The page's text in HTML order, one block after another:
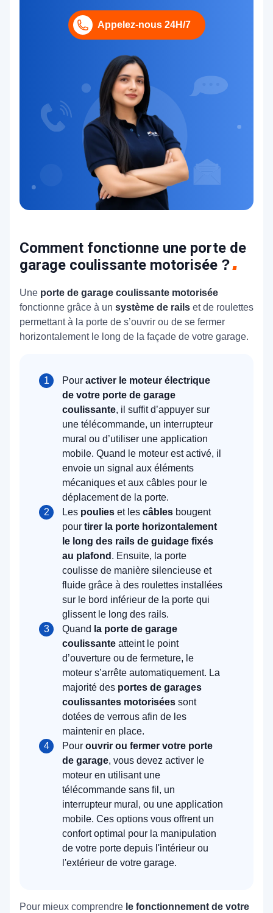
Appelez-nous 24H/7
Comment fonctionne une porte de
garage coulissante motorisée ?
Une porte de garage coulissante motorisée
fonctionne grâce à un système de rails et de roulettes
permettant à la porte de s’ouvrir ou de se fermer
horizontalement le long de la façade de votre garage.
Pour activer le moteur électrique
de votre porte de garage
coulissante, il suffit d’appuyer sur
une télécommande, un interrupteur
mural ou d’utiliser une application
mobile. Quand le moteur est activé, il
envoie un signal aux éléments
mécaniques et aux câbles pour le
déplacement de la porte.
Les poulies et les câbles bougent
pour tirer la porte horizontalement
le long des rails de guidage fixés
au plafond . Ensuite, la porte
coulisse de manière silencieuse et
fluide grâce à des roulettes installées
sur le bord inférieur de la porte qui
glissent le long des rails.
Quand la porte de garage
coulissante atteint le point
d’ouverture ou de fermeture, le
moteur s’arrête automatiquement. La
majorité des portes de garages
coulissantes motorisées sont
dotées de verrous afin de les
maintenir en place.
Pour ouvrir ou fermer votre porte
de garage, vous devez activer le
moteur en utilisant une
télécommande sans fil, un
interrupteur mural, ou une application
mobile. Ces options vous offrent un
confort optimal pour la manipulation
de votre porte depuis l'intérieur ou
l'extérieur de votre garage.
Pour mieux comprendre le fonctionnement de votre